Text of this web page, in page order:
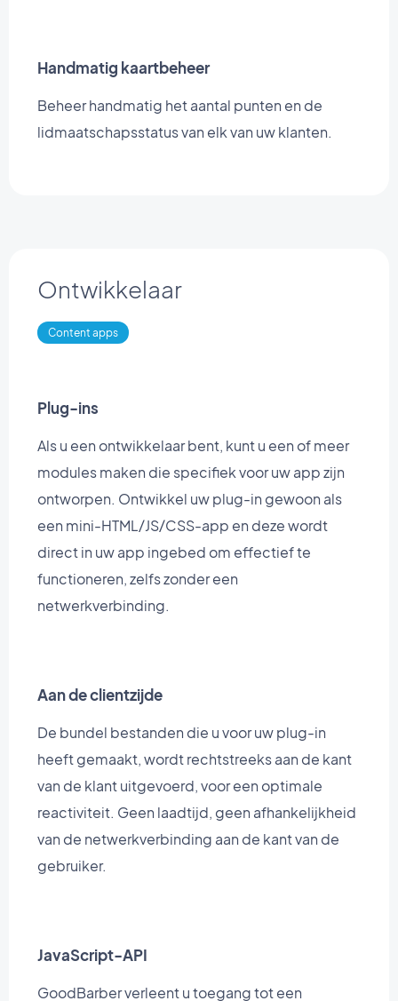
Handmatig kaartbeheer
Beheer handmatig het aantal punten en de
lidmaatschapsstatus van elk van uw klanten.
Ontwikkelaar
Content apps
Plug-ins
Als u een ontwikkelaar bent, kunt u een of meer
modules maken die specifiek voor uw app zijn
ontworpen. Ontwikkel uw plug-in gewoon als
een mini-HTML/JS/CSS-app en deze wordt
direct in uw app ingebed om effectief te
functioneren, zelfs zonder een
netwerkverbinding.
Aan de clientzijde
De bundel bestanden die u voor uw plug-in
heeft gemaakt, wordt rechtstreeks aan de kant
van de klant uitgevoerd, voor een optimale
reactiviteit. Geen laadtijd, geen afhankelijkheid
van de netwerkverbinding aan de kant van de
gebruiker.
JavaScript-API
GoodBarber verleent u toegang tot een